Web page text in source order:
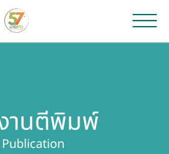
ย านตีพิมพ์
Publication